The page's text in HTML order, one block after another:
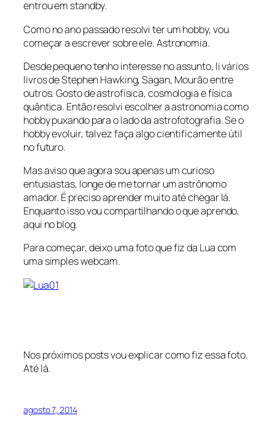
entrou em standby.
Como no ano passado resolvi ter um hobby, vou
começar a escrever sobre ele. Astronomia.
Desde pequeno tenho interesse no assunto, li vários
livros de Stephen Hawking, Sagan, Mourão entre
outros. Gosto de astrofísica, cosmologia e física
quântica. Então resolvi escolher a astronomia como
hobby puxando para o lado da astrofotografia. Se o
hobby evoluir, talvez faça algo cientificamente útil
no futuro.
Mas aviso que agora sou apenas um curioso
entusiastas, longe de me tornar um astrônomo
amador. É preciso aprender muito até chegar lá.
Enquanto isso vou compartilhando o que aprendo,
aqui no blog.
Para começar, deixo uma foto que fiz da Lua com
uma simples webcam.
Nos próximos posts vou explicar como fiz essa foto.
Até lá.
agosto 7, 2014